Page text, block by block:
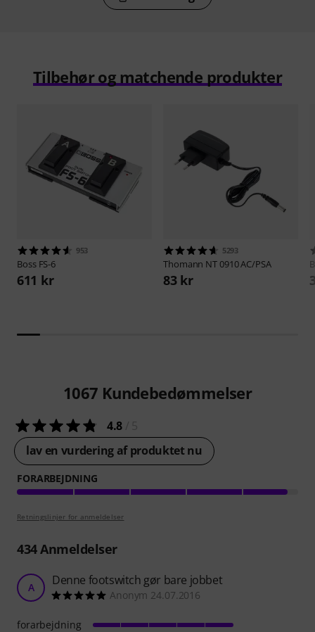
Tilbehør og matchende produkter
953
Boss FS-6
611 kr
5293
Thomann NT 0910 AC/PSA
83 kr
1067 Kundebedømmelser
4.8
lav en vurdering af produktet nu
FORARBEJDNING
Retningslinjer for anmeldelser
434Anmeldelser
A Denne footswitch gør bare jobbet
Anonym 24.07.2016
forarbejdning